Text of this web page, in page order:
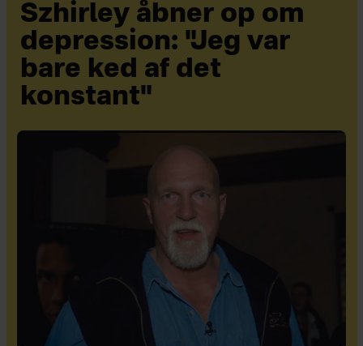
Szhirley åbner op om
depression: "Jeg var
bare ked af det
konstant"